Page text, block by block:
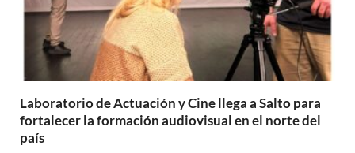
Laboratorio de Actuación y Cine llega a Salto para
fortalecer la formación audiovisual en el norte del
país